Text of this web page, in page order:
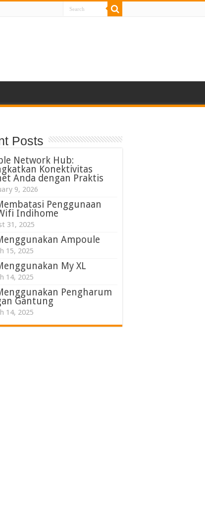
Posts
Network Hub:
Konektivitas
Anda dengan Praktis
9, 2026
Penggunaan
Indihome
31, 2025
Ampoule
15, 2025
My XL
14, 2025
Pengharum
Gantung
14, 2025